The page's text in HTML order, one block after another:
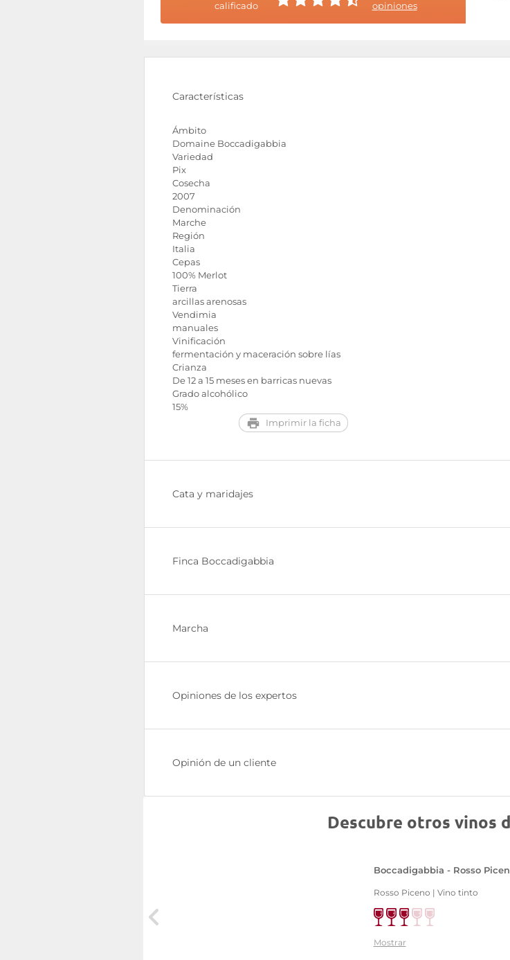
calificado
opiniones
Características
Ámbito
Domaine Boccadigabbia
Variedad
Pix
Cosecha
2007
Denominación
Marche
Región
Italia
Cepas
100% Merlot
Tierra
arcillas arenosas
Vendimia
manuales
Vinificación
fermentación y maceración sobre lías
Crianza
De 12 a 15 meses en barricas nuevas
Grado alcohólico
15%
Imprimir la ficha
Cata y maridajes
Finca Boccadigabbia
Marcha
Opiniones de los expertos
Opinión de un cliente
Descubre otros vinos
Boccadigabbia - Rosso
Rosso Piceno | Vino tinto
Mostrar